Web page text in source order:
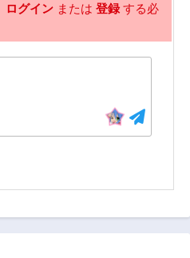
ログイン または 登録する必